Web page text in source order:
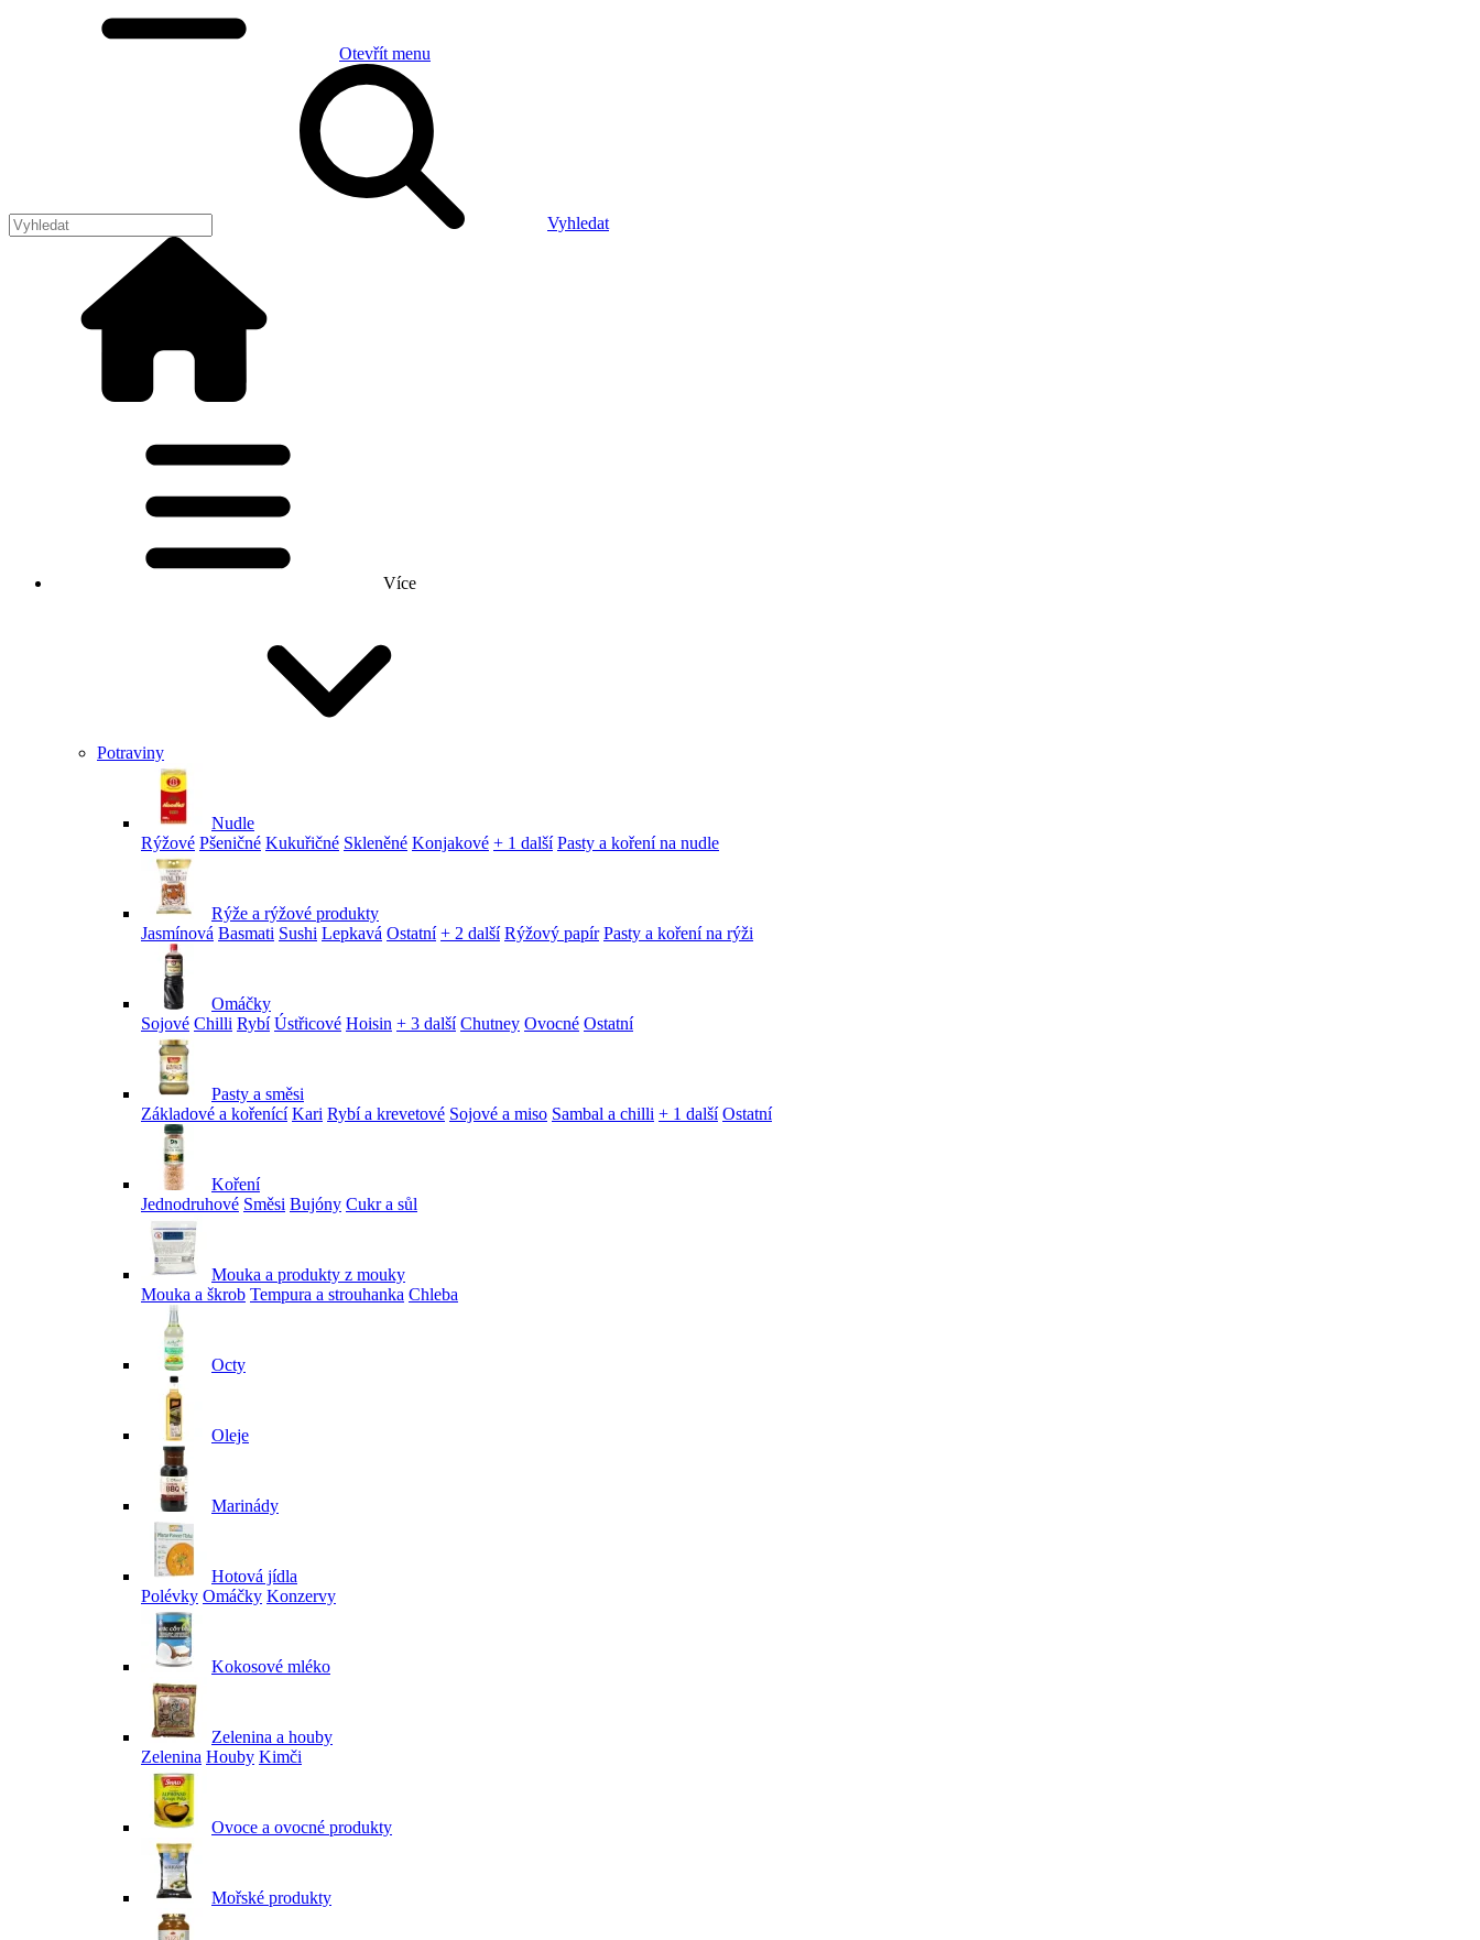
Otevřít menu
Vyhledat
Více
Potraviny
Nudle
Rýžové Pšeničné Kukuřičné Skleněné Konjakové + 1 další Pasty a koření na nudle
Rýže a rýžové produkty
Jasmínová Basmati Sushi Lepkavá Ostatní + 2 další Rýžový papír Pasty a koření na rýži
Omáčky
Sojové Chilli Rybí Ústřicové Hoisin + 3 další Chutney Ovocné Ostatní
Pasty a směsi
Základové a kořenící Kari Rybí a krevetové Sojové a miso Sambal a chilli + 1 další Ostatní
Koření
Jednodruhové Směsi Bujóny Cukr a sůl
Mouka a produkty z mouky
Mouka a škrob Tempura a strouhanka Chleba
Octy
Oleje
Marinády
Hotová jídla
Polévky Omáčky Konzervy
Kokosové mléko
Zelenina a houby
Zelenina Houby Kimči
Ovoce a ovocné produkty
Mořské produkty